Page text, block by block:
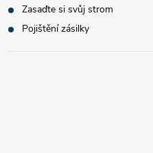
Zasaďte si svůj strom
Pojištění zásilky